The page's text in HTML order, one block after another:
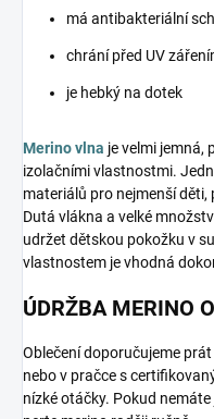
má antibakteriální
chrání před UV
je hebký na dotek
Merino vlna je velmi jemná,
izolačními vlastnostmi.
materiálů pro nejmenší
Dutá vlákna a velké
udržet dětskou pokožku v
vlastnostem je vhodná
ÚDRŽBA MERINO
Oblečení doporučujeme
nebo v pračce s
nízké otáčky. Pokud